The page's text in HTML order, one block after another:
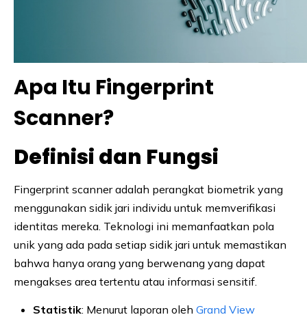
Apa Itu Fingerprint
Scanner?
Definisi dan Fungsi
Fingerprint scanner adalah perangkat biometrik yang
menggunakan sidik jari individu untuk memverifikasi
identitas mereka. Teknologi ini memanfaatkan pola
unik yang ada pada setiap sidik jari untuk memastikan
bahwa hanya orang yang berwenang yang dapat
mengakses area tertentu atau informasi sensitif.
Statistik: Menurut laporan oleh Grand View